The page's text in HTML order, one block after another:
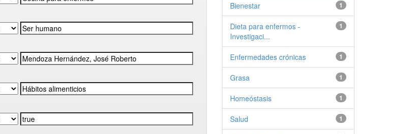
1
Bienestar
1
Dieta para enfermos -
Investigaci...
1
Enfermedades crónicas
1
Grasa
1
Homeóstasis
1
Salud